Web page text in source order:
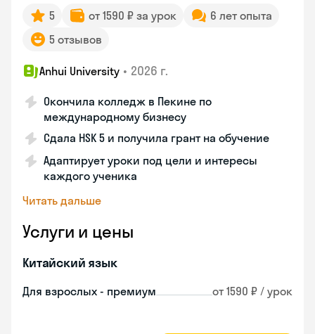
5 от 1590 ₽ за урок
6 лет опыта
5 отзывов
Anhui University • 2026 г.
Окончила колледж в Пекине по
международному бизнесу
Сдала HSK 5 и получила грант на обучение
Адаптирует уроки под цели и интересы
каждого ученика
Читать дальше
Услуги и цены
Китайский язык
Для взрослых - премиум от 1590 ₽ / урок